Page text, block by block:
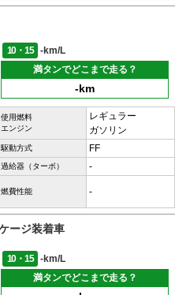
10・15
-km/L
満タンでどこまで走る？
-km
使用燃料
エンジン
レギュラー
ガソリン
駆動方式 FF
過給器（ターボ） -
燃費性能 -
ージ装着車
10・15
-km/L
満タンでどこまで走る？